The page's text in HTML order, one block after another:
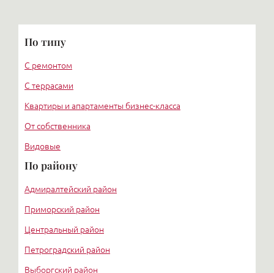
По типу
С ремонтом
С террасами
Квартиры и апартаменты бизнес-класса
От собственника
Видовые
По району
Адмиралтейский район
Приморский район
Центральный район
Петроградский район
Выборгский район